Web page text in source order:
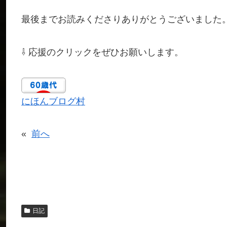
最後までお読みくださりありがとうございました
⇩ 応援のクリックをぜひお願いします。
にほんブログ村
« 前へ
日記